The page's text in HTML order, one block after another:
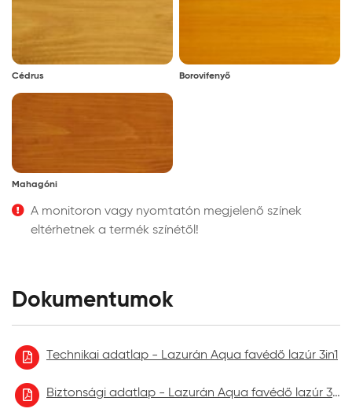
Cédrus Borovifenyő
Mahagóni
A monitoron vagy nyomtatón megjelenő színek
eltérhetnek a termék színétől!
Dokumentumok
Technikai adatlap - Lazurán Aqua favédő lazúr 3in1
Biztonsági adatlap - Lazurán Aqua favédő lazúr 3in1 2023.01